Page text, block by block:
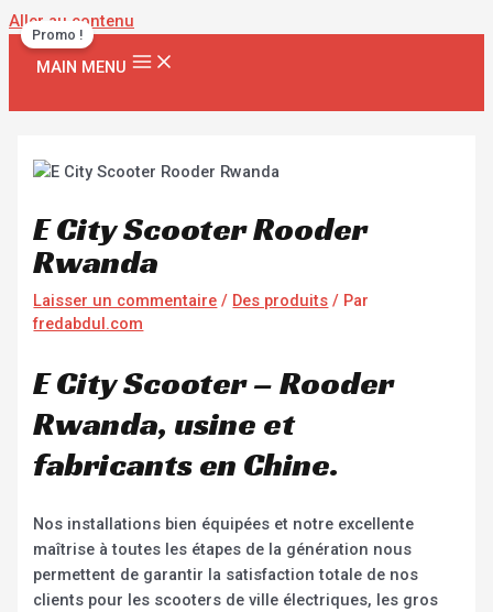
Aller au contenu
MAIN MENU
E City Scooter Rooder
Rwanda
Laisser un commentaire / Des produits / Par
fredabdul.com
E City Scooter – Rooder
Rwanda, usine et
fabricants en Chine.
Nos installations bien équipées et notre excellente
maîtrise à toutes les étapes de la génération nous
permettent de garantir la satisfaction totale de nos
clients pour les scooters de ville électriques, les gros
Promo !